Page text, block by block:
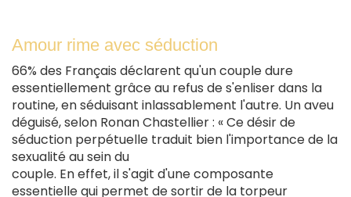
Amour rime avec séduction
66% des Français déclarent qu'un couple dure
essentiellement grâce au refus de s'enliser dans la
routine, en séduisant inlassablement l'autre. Un aveu
déguisé, selon Ronan Chastellier : « Ce désir de
séduction perpétuelle traduit bien l'importance de la
sexualité au sein du
couple. En effet, il s'agit d'une composante
essentielle qui permet de sortir de la torpeur